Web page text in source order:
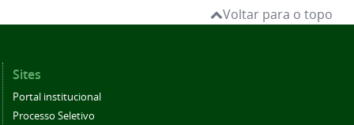
Voltar para o topo
Sites
Portal institucional
Processo Seletivo